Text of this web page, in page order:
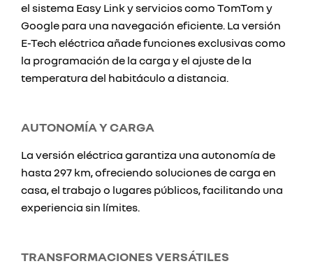
el sistema Easy Link y servicios como TomTom y
Google para una navegación eficiente. La versión
E-Tech eléctrica añade funciones exclusivas como
la programación de la carga y el ajuste de la
temperatura del habitáculo a distancia.
AUTONOMÍA Y CARGA
La versión eléctrica garantiza una autonomía de
hasta 297 km, ofreciendo soluciones de carga en
casa, el trabajo o lugares públicos, facilitando una
experiencia sin límites.
TRANSFORMACIONES VERSÁTILES